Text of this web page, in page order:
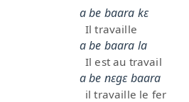
a be baara kɛ
Il travaille
a be baara la
Il est au travail
a be nɛgɛ baara
il travaille le fer